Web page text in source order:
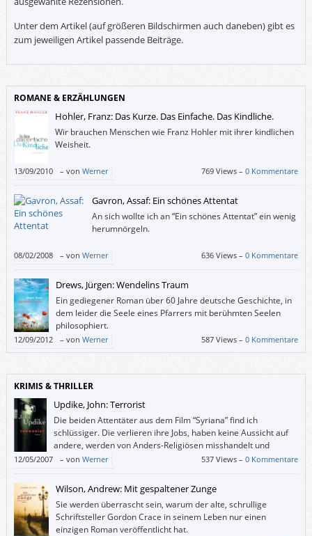
Unter dem Artikel (auf größeren Bildschirmen auch daneben) gibt es
zum jeweiligen Artikel passende Beiträge.
ROMANE & ERZÄHLUNGEN
Hohler, Franz: Das Kurze. Das Einfache. Das Kindliche.
Wir brauchen Menschen wie Franz Hohler mit ihrer kindlichen
Weisheit.
13/09/2010 – von Werner 769 Views –0 Kommentare
Gavron, Assaf: Ein schönes Attentat
An sich wollte ich an “Ein schönes Attentat” ein wenig
herumnörgeln.
08/02/2008 – von Werner 636 Views –0 Kommentare
Drews, Jürgen: Wendelins Traum
Ein gediegener Roman über 60 Jahre deutsche Geschichte, in
dem leider die Seele eines Pfarrers mit berühmten Seelen
philosophiert.
12/09/2012 – von Werner 587 Views –0 Kommentare
KRIMIS & THRILLER
Updike, John: Terrorist
Die beiden Attentäter aus dem Film “Syriana” find ich
schlüssiger. Die verlieren ihre Jobs, haben keine Aussicht auf
andere, werden von Anders-Religiösen misshandelt und
bekommen dann von radikalen Islamisten Anerkennung und
Heimat serviert – inklusive Lebenssinn (= Sterben für die große Sache).
Das ist zwar plakativ, aber nachvollziehbarer als in Updikes “Terrorist”.
12/05/2007 – von Werner 537 Views –0 Kommentare
Wilson, Andrew: Mit gespaltener Zunge
Sie werden überrascht sein, warum der alte, schrullige
Schriftsteller Gordon Crace in seinem Leben nur einen
einzigen Roman veröffentlicht hat.